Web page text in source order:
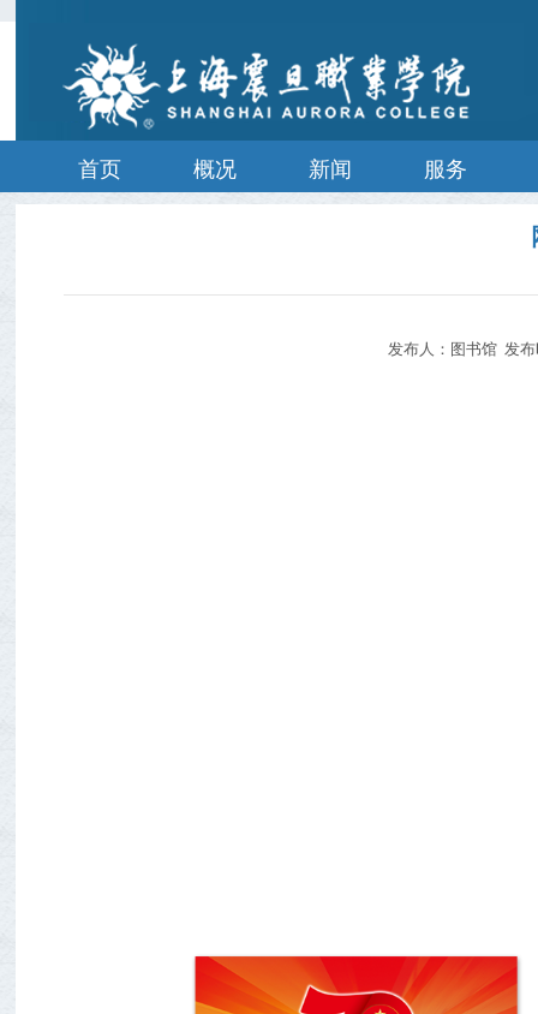
首页 概况 新闻 服务
发布人：图书馆 发